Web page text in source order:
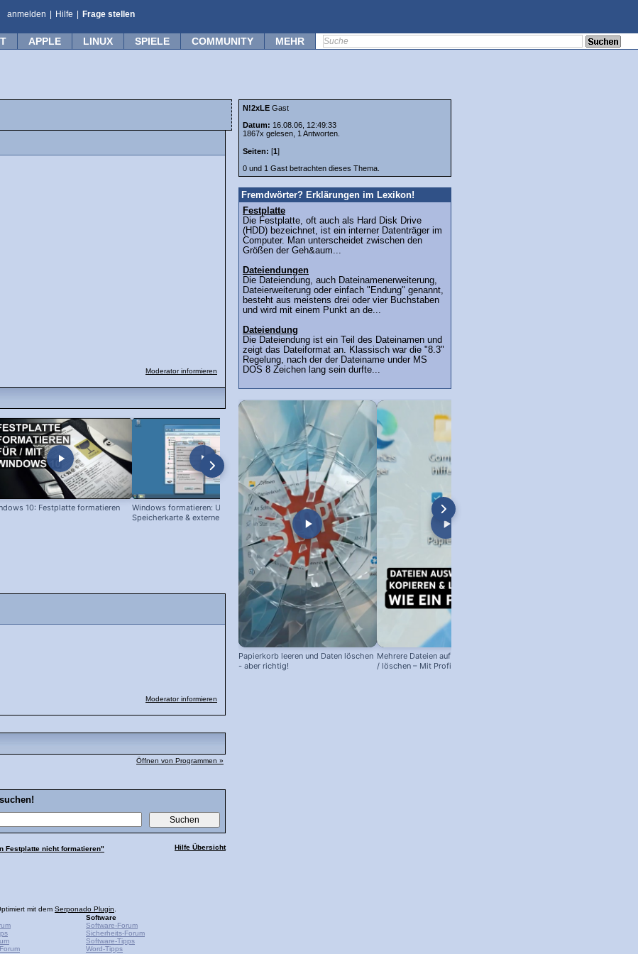
anmelden Hilfe Frage stellen
APPLE LINUX SPIELE COMMUNITY MEHR
Moderator informieren
10: Festplatte formatieren
Windows formatieren: USB Stick,
Speicherkarte & externe Festplatte
Festplatte formatieren & löschen: Win
XP, Vista, Windows 7
Windows 7 Festplatte formatieren -
Video-Anleitung!
Moderator informieren
Öffnen von Programmen »
Hilfe Übersicht
Festplatte nicht formatieren"
N!2xLE Gast
Datum: 16.08.06, 12:49:33
1867x gelesen, 1 Antworten.
Seiten: [1]
0 und 1 Gast betrachten dieses Thema.
Fremdwörter? Erklärungen im Lexikon!
Festplatte
Die Festplatte, oft auch als Hard Disk Drive
(HDD) bezeichnet, ist ein interner Datenträger im
Computer. Man unterscheidet zwischen den
Größen der Geh&aum...
Dateiendungen
Die Dateiendung, auch Dateinamenerweiterung,
Dateierweiterung oder einfach "Endung" genannt,
besteht aus meistens drei oder vier Buchstaben
und wird mit einem Punkt an de...
Dateiendung
Die Dateiendung ist ein Teil des Dateinamen und
zeigt das Dateiformat an. Klassisch war die "8.3"
Regelung, nach der der Dateiname under MS
DOS 8 Zeichen lang sein durfte...
Papierkorb leeren und Daten löschen
- aber richtig!
Mehrere Dateien auf einmal kopieren
/ löschen – Mit Profi-Trick!
mit dem Serponado Plugin
Software
Software-Forum
Sicherheits-Forum
Software-Tipps
Word-Tipps